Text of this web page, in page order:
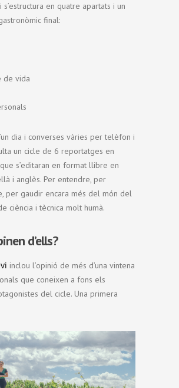
en quatre apartats i un
final:
de vida
dia i converses vàries per telèfon i
un cicle de 6 reportatges en
s’editaran en format llibre en
i anglès. Per entendre, per
per gaudir encara més del món del
ciència i tècnica molt humà.
d’ells?
inclou l’opinió de més d’una vintena
que coneixen a fons els
del cicle. Una primera